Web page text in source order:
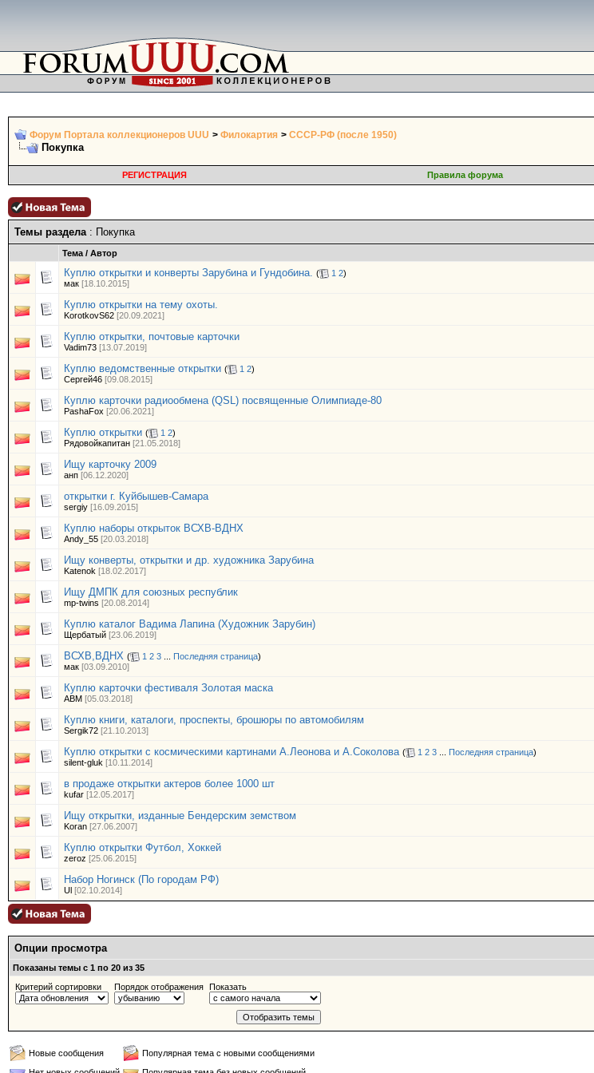
Форум Портала коллекционеров UUU > Филокартия > СССР-РФ (после 1950)
Покупка
РЕГИСТРАЦИЯ
Правила форума
Темы раздела: Покупка
Тема / Автор
Куплю открытки и конверты Зарубина и Гундобина. ( 1 2)
мак [18.10.2015]
Куплю открытки на тему охоты.
KorotkovS62 [20.09.2021]
Куплю открытки, почтовые карточки
Vadim73 [13.07.2019]
Куплю ведомственные открытки ( 1 2)
Сергей46 [09.08.2015]
Куплю карточки радиообмена (QSL) посвященные Олимпиаде-80
PashaFox [20.06.2021]
Куплю открытки ( 1 2)
Рядовойкапитан [21.05.2018]
Ищу карточку 2009
анп [06.12.2020]
открытки г. Куйбышев-Самара
sergiy [16.09.2015]
Куплю наборы открыток ВСХВ-ВДНХ
Andy_55 [20.03.2018]
Ищу конверты, открытки и др. художника Зарубина
Katenok [18.02.2017]
Ищу ДМПК для союзных республик
mp-twins [20.08.2014]
Куплю каталог Вадима Лапина (Художник Зарубин)
Щербатый [23.06.2019]
ВСХВ,ВДНХ ( 1 2 3 Последняя страница)
мак [03.09.2010]
Куплю карточки фестиваля Золотая маска
АВМ [05.03.2018]
Куплю книги, каталоги, проспекты, брошюры по автомобилям
Sergik72 [21.10.2013]
Куплю открытки с космическими картинами А.Леонова и А.Соколова ( 1 2 3 Последняя страница)
silent-gluk [10.11.2014]
в продаже открытки актеров более 1000 шт
kufar [12.05.2017]
Ищу открытки, изданные Бендерским земством
Koran [27.06.2007]
Куплю открытки Футбол, Хоккей
zeroz [25.06.2015]
Набор Ногинск (По городам РФ)
Ul [02.10.2014]
Опции просмотра
Показаны темы с 1 по 20 из 35
Критерий сортировки
Порядок отображения Показать
Новые сообщения
Популярная тема с новыми сообщениями